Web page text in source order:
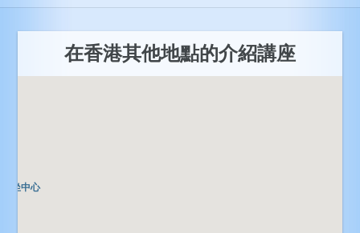
在香港其他地點的介紹講座
坐中心
坐中心